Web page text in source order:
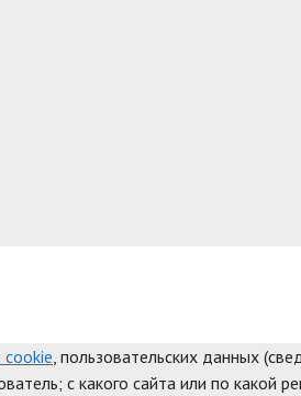
, пользовательских данных
с какого сайта или по какой